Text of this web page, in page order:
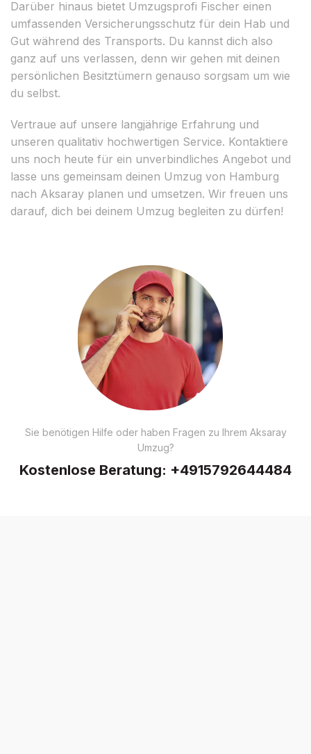
Darüber hinaus bietet Umzugsprofi Fischer einen
umfassenden Versicherungsschutz für dein Hab und
Gut während des Transports. Du kannst dich also
ganz auf uns verlassen, denn wir gehen mit deinen
persönlichen Besitztümern genauso sorgsam um wie
du selbst.
Vertraue auf unsere langjährige Erfahrung und
unseren qualitativ hochwertigen Service. Kontaktiere
uns noch heute für ein unverbindliches Angebot und
lasse uns gemeinsam deinen Umzug von Hamburg
nach Aksaray planen und umsetzen. Wir freuen uns
darauf, dich bei deinem Umzug begleiten zu dürfen!
Sie benötigen Hilfe oder haben Fragen zu Ihrem Aksaray
Umzug?
Kostenlose Beratung: +4915792644484